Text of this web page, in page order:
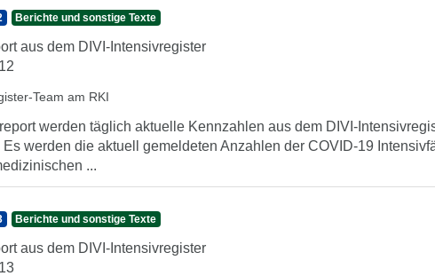
Berichte und sonstige Texte
aus dem DIVI-Intensivregister
Team am RKI
werden täglich aktuelle Kennzahlen aus dem DIVI-
Es werden die aktuell gemeldeten Anzahlen der COVID-19
...
Berichte und sonstige Texte
aus dem DIVI-Intensivregister